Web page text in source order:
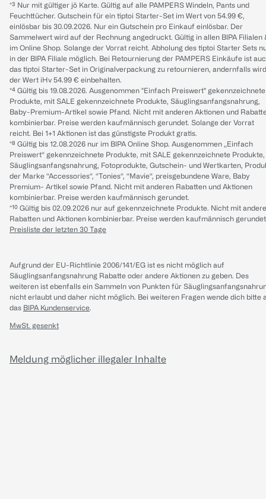
*³ Nur mit gültiger jö Karte. Gültig auf alle PAMPERS Windeln, Pants und
Feuchttücher. Gutschein für ein tiptoi Starter-Set im Wert von 54.99 €,
einlösbar bis 30.09.2026. Nur ein Gutschein pro Einkauf einlösbar. Der
Sammelwert wird auf der Rechnung angedruckt. Gültig in allen BIPA Filialen
im Online Shop. Solange der Vorrat reicht. Abholung des tiptoi Starter Sets
in der BIPA Filiale möglich. Bei Retournierung der PAMPERS Einkäufe ist
das tiptoi Starter-Set in Originalverpackung zu retournieren, andernfalls wird
der Wert iHv 54.99 € einbehalten.
*⁴ Gültig bis 19.08.2026. Ausgenommen "Einfach Preiswert" gekennzeichnete
Produkte, mit SALE gekennzeichnete Produkte, Säuglingsanfangsnahrung,
Baby-Premium-Artikel sowie Pfand. Nicht mit anderen Aktionen und
kombinierbar. Preise werden kaufmännisch gerundet. Solange der Vorrat
reicht. Bei 1+1 Aktionen ist das günstigste Produkt gratis.
*⁸ Gültig bis 12.08.2026 nur im BIPA Online Shop. Ausgenommen „Einfach
Preiswert“ gekennzeichnete Produkte, mit SALE gekennzeichnete Produkte,
Säuglingsanfangsnahrung, Fotoprodukte, Gutschein- und Wertkarten,
der Marke “Accessories“, “Tonies“, “Mavie“, preisgebundene Ware, Baby
Premium- Artikel sowie Pfand. Nicht mit anderen Rabatten und Aktionen
kombinierbar. Preise werden kaufmännisch gerundet.
*¹⁰ Gültig bis 02.09.2026 nur auf gekennzeichnete Produkte. Nicht mit
Rabatten und Aktionen kombinierbar. Preise werden kaufmännisch
Preisliste der letzten 30 Tage
Aufgrund der EU-Richtlinie 2006/141/EG ist es nicht möglich auf
Säuglingsanfangsnahrung Rabatte oder andere Aktionen zu geben. Des
weiteren ist ebenfalls ein Sammeln von Punkten für
nicht erlaubt und daher nicht möglich. Bei weiteren Fragen wende dich bitte
das BIPA Kundenservice.
MwSt. gesenkt
Meldung möglicher illegaler Inhalte